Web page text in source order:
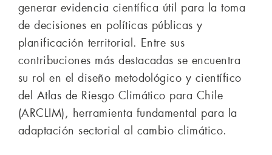
generar evidencia científica útil para la toma
de decisiones en políticas públicas y
planificación territorial. Entre sus
contribuciones más destacadas se encuentra
su rol en el diseño metodológico y científico
del Atlas de Riesgo Climático para Chile
(ARCLIM), herramienta fundamental para la
adaptación sectorial al cambio climático.